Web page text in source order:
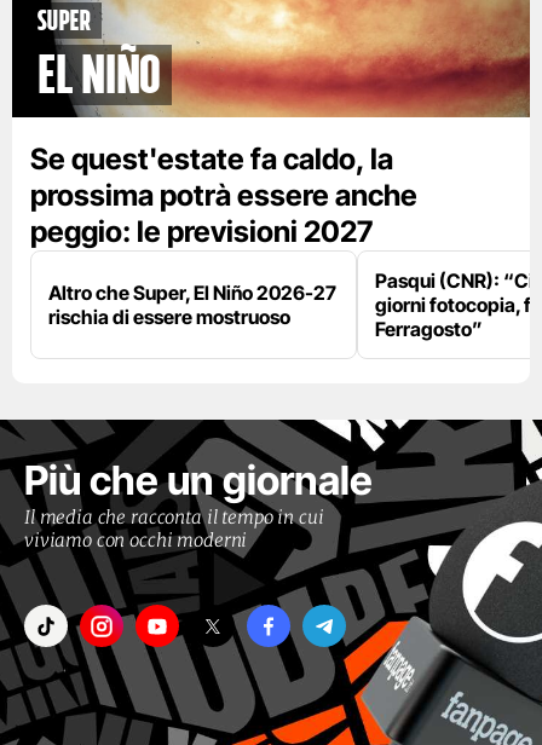
Super
El Niño
Se quest'estate fa caldo, la
prossima potrà essere anche
peggio: le previsioni 2027
Altro che Super, El Niño 2026-27
rischia di essere mostruoso
Pasqui (CNR):
giorni fotocopia,
Ferragosto”
Più che un giornale
Il media che racconta il tempo in cui
viviamo con occhi moderni